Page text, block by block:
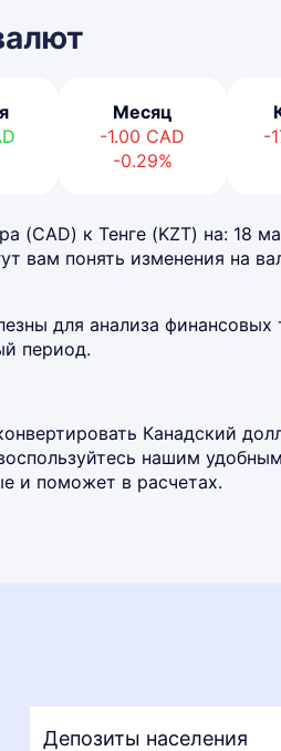
Месяц
-1.00 CAD
-0.29%
-
(CAD) к Тенге (KZT) на: 18
вам понять изменения на
для анализа
период.
Канадский
нашим удобным
и поможет в расчетах.
Депозиты населения